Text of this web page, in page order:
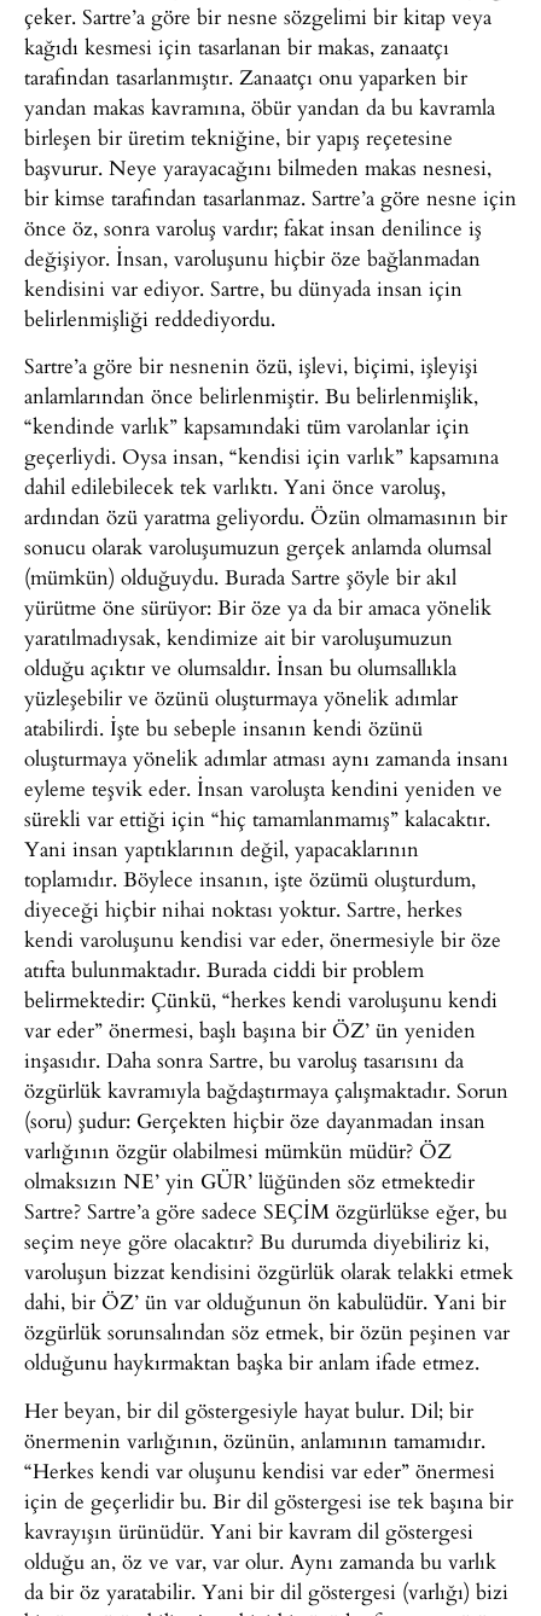
çeker. Sartre’a göre bir nesne sözgelimi bir kitap veya
kağıdı kesmesi için tasarlanan bir makas, zanaatçı
tarafından tasarlanmıştır. Zanaatçı onu yaparken bir
yandan makas kavramına, öbür yandan da bu kavramla
birleşen bir üretim tekniğine, bir yapış reçetesine
başvurur. Neye yarayacağını bilmeden makas nesnesi,
bir kimse tarafından tasarlanmaz. Sartre’a göre nesne için
önce öz, sonra varoluş vardır; fakat insan denilince iş
değişiyor. İnsan, varoluşunu hiçbir öze bağlanmadan
kendisini var ediyor. Sartre, bu dünyada insan için
belirlenmişliği reddediyordu.
Sartre’a göre bir nesnenin özü, işlevi, biçimi, işleyişi
anlamlarından önce belirlenmiştir. Bu belirlenmişlik,
“kendinde varlık” kapsamındaki tüm varolanlar için
geçerliydi. Oysa insan, “kendisi için varlık” kapsamına
dahil edilebilecek tek varlıktı. Yani önce varoluş,
ardından özü yaratma geliyordu. Özün olmamasının bir
sonucu olarak varoluşumuzun gerçek anlamda olumsal
(mümkün) olduğuydu. Burada Sartre şöyle bir akıl
yürütme öne sürüyor: Bir öze ya da bir amaca yönelik
yaratılmadıysak, kendimize ait bir varoluşumuzun
olduğu açıktır ve olumsaldır. İnsan bu olumsallıkla
yüzleşebilir ve özünü oluşturmaya yönelik adımlar
atabilirdi. İşte bu sebeple insanın kendi özünü
oluşturmaya yönelik adımlar atması aynı zamanda insanı
eyleme teşvik eder. İnsan varoluşta kendini yeniden ve
sürekli var ettiği için “hiç tamamlanmamış” kalacaktır.
Yani insan yaptıklarının değil, yapacaklarının
toplamıdır. Böylece insanın, işte özümü oluşturdum,
diyeceği hiçbir nihai noktası yoktur. Sartre, herkes
kendi varoluşunu kendisi var eder, önermesiyle bir öze
atıfta bulunmaktadır. Burada ciddi bir problem
belirmektedir: Çünkü, “herkes kendi varoluşunu kendi
var eder” önermesi, başlı başına bir ÖZ’ ün yeniden
inşasıdır. Daha sonra Sartre, bu varoluş tasarısını da
özgürlük kavramıyla bağdaştırmaya çalışmaktadır. Sorun
(soru) şudur: Gerçekten hiçbir öze dayanmadan insan
varlığının özgür olabilmesi mümkün müdür? ÖZ
olmaksızın NE’ yin GÜR’ lüğünden söz etmektedir
Sartre? Sartre’a göre sadece SEÇİM özgürlükse eğer, bu
seçim neye göre olacaktır? Bu durumda diyebiliriz ki,
varoluşun bizzat kendisini özgürlük olarak telakki etmek
dahi, bir ÖZ’ ün var olduğunun ön kabulüdür. Yani bir
özgürlük sorunsalından söz etmek, bir özün peşinen var
olduğunu haykırmaktan başka bir anlam ifade etmez.
Her beyan, bir dil göstergesiyle hayat bulur. Dil; bir
önermenin varlığının, özünün, anlamının tamamıdır.
“Herkes kendi var oluşunu kendisi var eder” önermesi
için de geçerlidir bu. Bir dil göstergesi ise tek başına bir
kavrayışın ürünüdür. Yani bir kavram dil göstergesi
olduğu an, öz ve var, var olur. Aynı zamanda bu varlık
da bir öz yaratabilir. Yani bir dil göstergesi (varlığı) bizi